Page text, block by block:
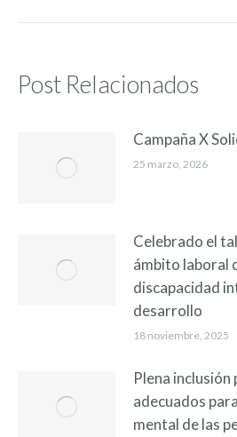
Post Relacionados
Campaña X
25 marzo, 2026
Celebrado el
ámbito laboral
discapacidad
desarrollo
18 noviembre, 2025
Plena inclusión
adecuados
mental de las